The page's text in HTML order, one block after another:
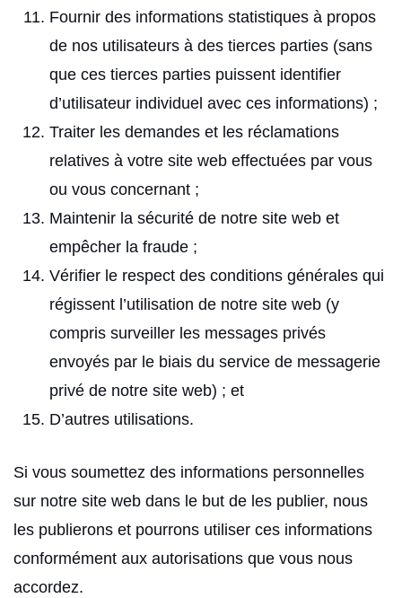
Fournir des informations statistiques à propos
de nos utilisateurs à des tierces parties (sans
que ces tierces parties puissent identifier
d’utilisateur individuel avec ces informations) ;
Traiter les demandes et les réclamations
relatives à votre site web effectuées par vous
ou vous concernant ;
Maintenir la sécurité de notre site web et
empêcher la fraude ;
Vérifier le respect des conditions générales qui
régissent l’utilisation de notre site web (y
compris surveiller les messages privés
envoyés par le biais du service de messagerie
privé de notre site web) ; et
D’autres utilisations.
Si vous soumettez des informations personnelles
sur notre site web dans le but de les publier, nous
les publierons et pourrons utiliser ces informations
conformément aux autorisations que vous nous
accordez.